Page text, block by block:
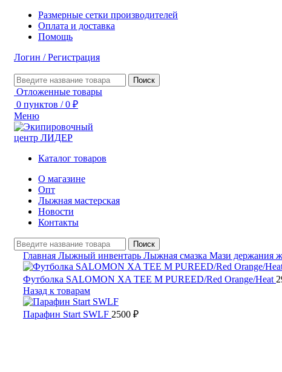
Размерные сетки производителей
Оплата и доставка
Помощь
Логин / Регистрация
Поиск
Отложенные товары
0 пунктов / 0 ₽
Меню
Каталог товаров
О магазине
Опт
Лыжная мастерская
Новости
Контакты
Поиск
Главная Лыжный инвентарь Лыжная смазка Мази держания
Футболка SALOMON XA TEE M PUREED/Red Orange/Heat
Назад к товарам
Парафин Start SWLF 2500 ₽